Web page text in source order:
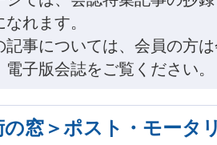
なれます。
記事については、会員の方
電子版会誌をご覧ください。
の窓＞ポスト・モータ